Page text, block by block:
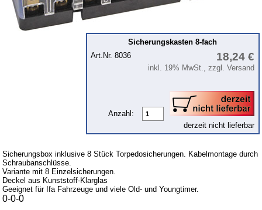
Kraftstoffsystem
Vergaser
Glasscheiben & Gummiprofile
Karosserie
Zubehör
Sicherungskasten 8-fach
Art.Nr. 8036
18,24 €
inkl. 19% MwSt., zzgl. Versand
Anzahl:
derzeit nicht lieferbar
Sicherungsbox inklusive 8 Stück Torpedosicherungen. Kabelmontage durch
Schraubanschlüsse.
Variante mit 8 Einzelsicherungen.
Deckel aus Kunststoff-Klarglas
Geeignet für Ifa Fahrzeuge und viele Old- und Youngtimer.
0-0-0